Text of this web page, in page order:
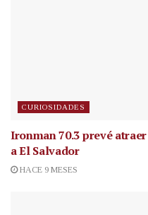
CURIOSIDADES
Ironman 70.3 prevé
a El Salvador
HACE 9 MESES